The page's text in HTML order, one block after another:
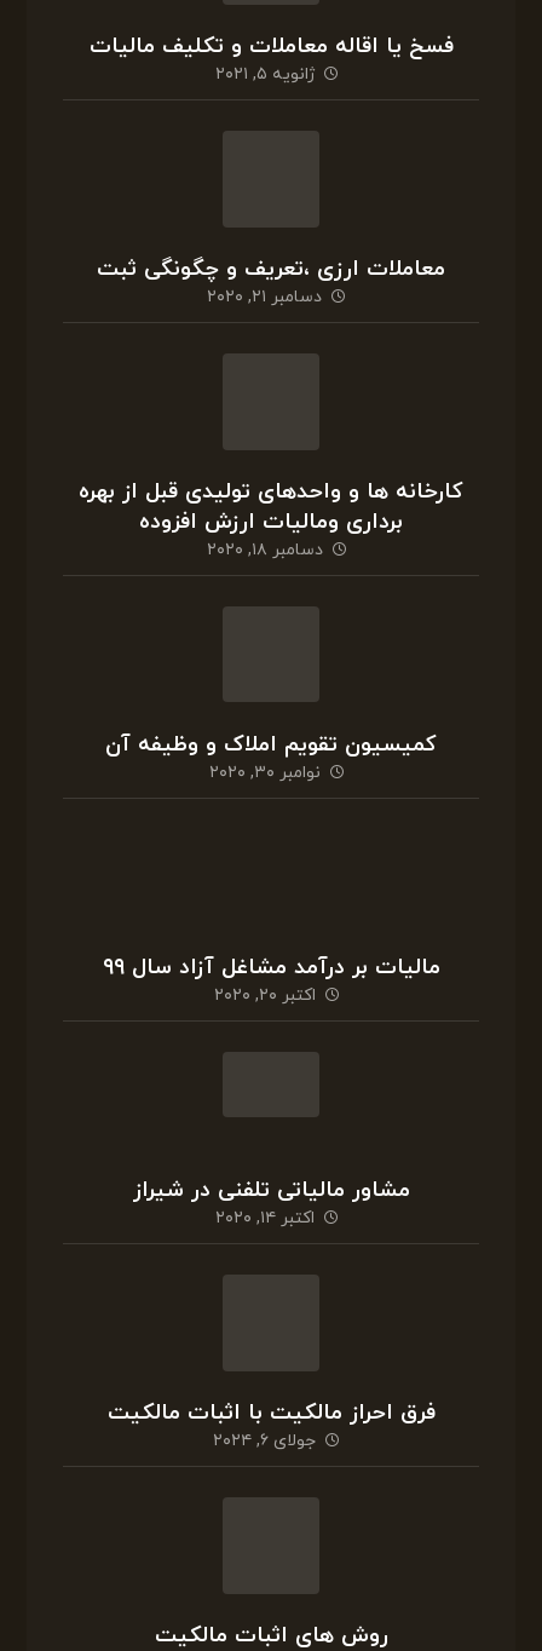
آخرین نوشته ها
فسخ یا اقاله معاملات و تکلیف مالیات
ژانویه ۵, ۲۰۲۱
معاملات ارزی ،تعریف و چگونگی ثبت
دسامبر ۲۱, ۲۰۲۰
کارخانه ها و واحدهای تولیدی قبل از بهره
برداری ومالیات ارزش افزوده
کمیسیون تقویم املاک و وظیفه آن
نوامبر ۳۰, ۲۰۲۰
مالیات بر درآمد مشاغل آزاد سال ۹۹
اکتبر ۲۰, ۲۰۲۰
مشاور مالیاتی تلفنی در شیراز
اکتبر ۱۴, ۲۰۲۰